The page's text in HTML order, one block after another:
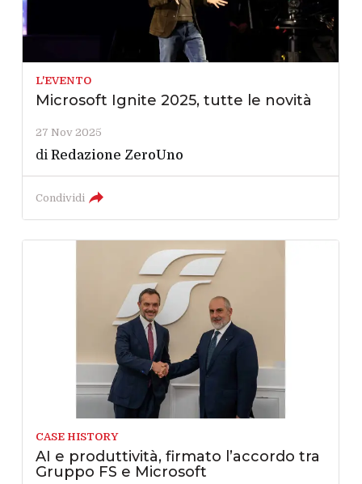
L'EVENTO
Microsoft Ignite 2025, tutte le novità
27 Nov 2025
diRedazione ZeroUno
Condividi
CASE HISTORY
AI e produttività, firmato l’accordo tra
Gruppo FS e Microsoft